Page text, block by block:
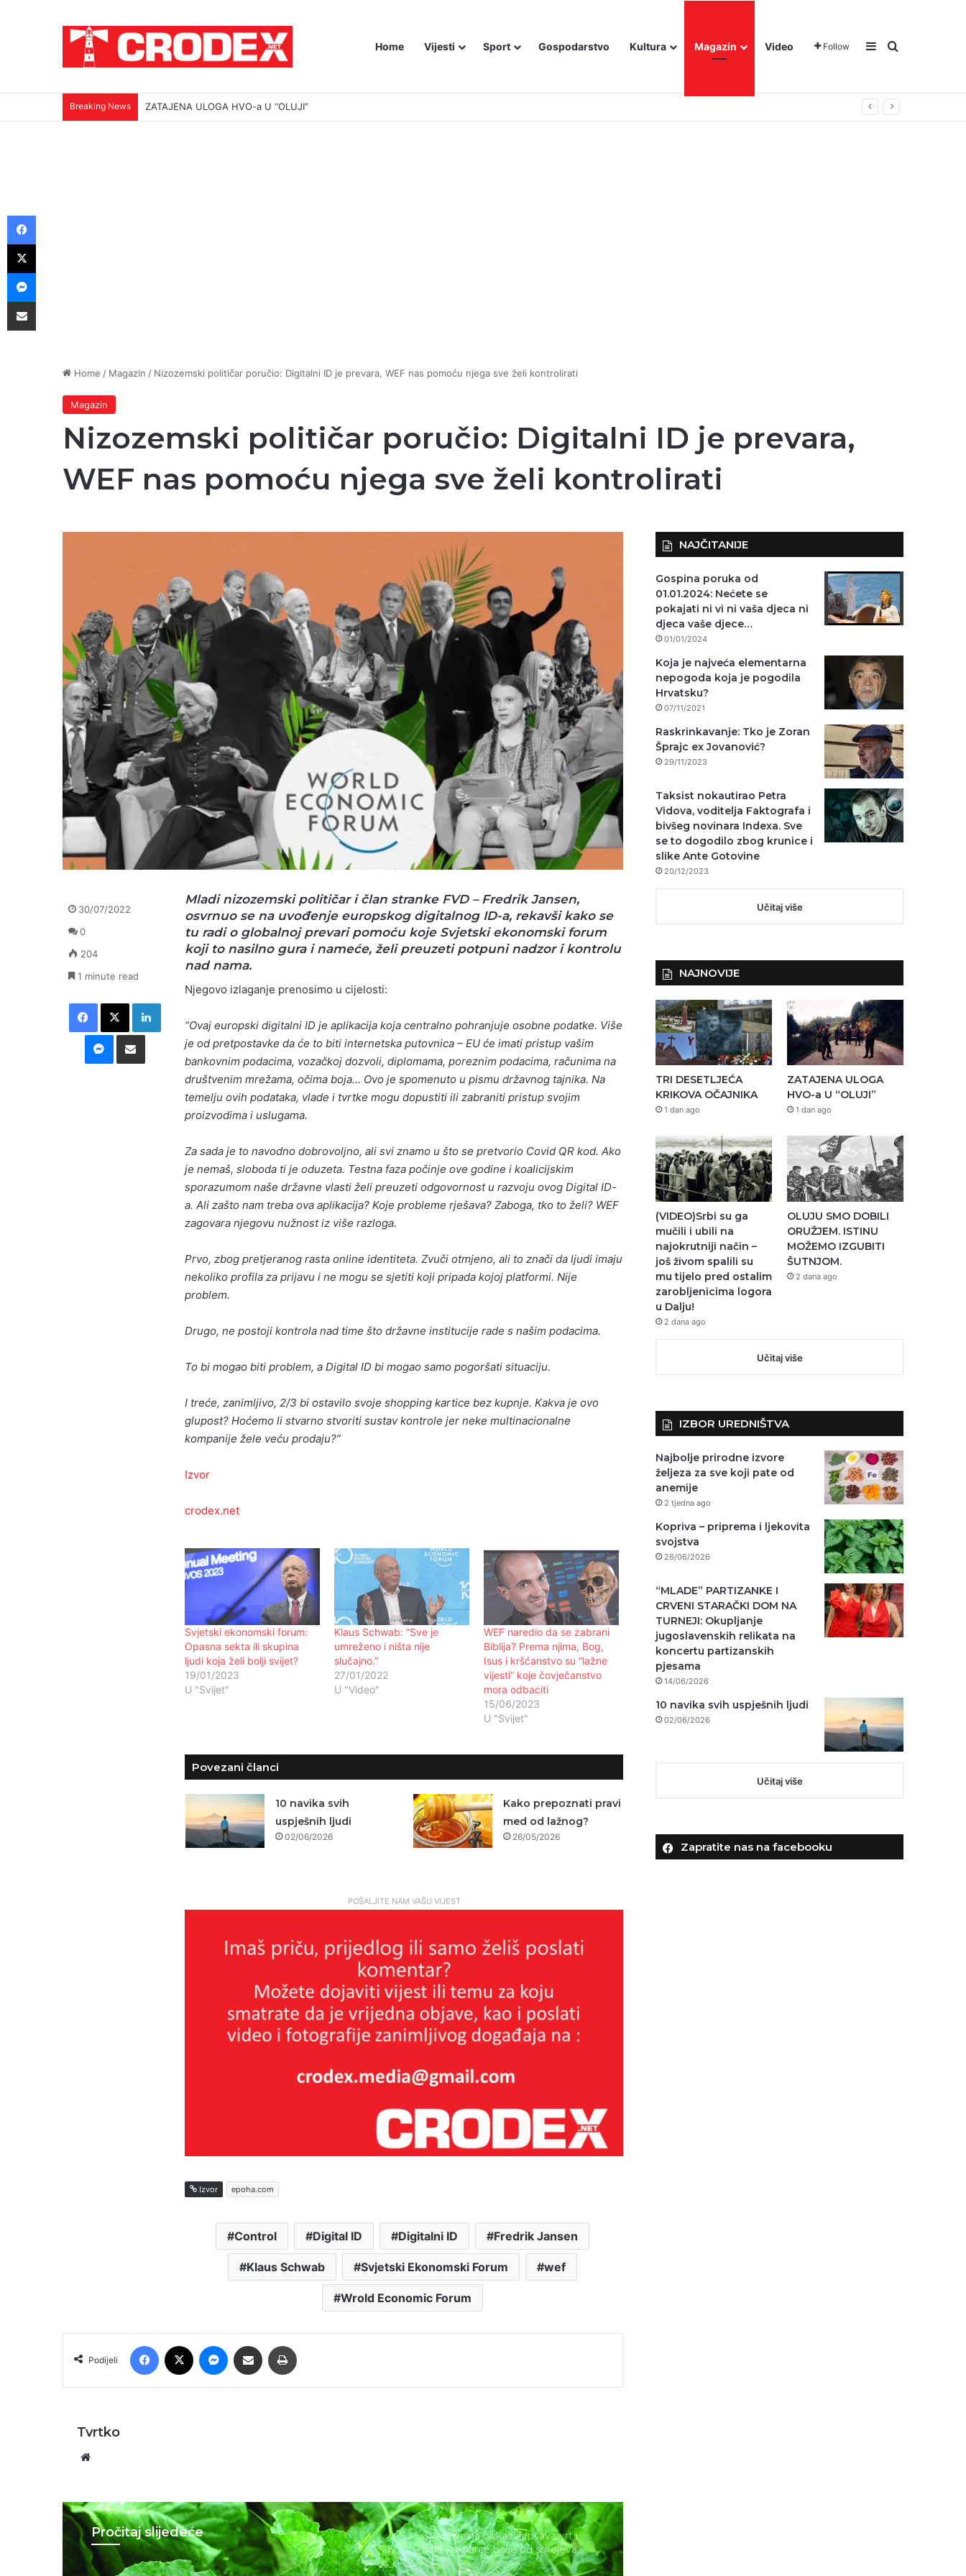
Home Vijesti Sport Gospodarstvo Kultura Magazin Video Follow Sidebar
Traži
Breaking News (VIDEO)Srbi su ga mučili i ubili na najokrutniji način – još živom spalili su mu tijelo pred ostalim zarobljenicima logora u Dalju!
Home / Magazin / Nizozemski političar poručio: Digitalni ID je prevara, WEF nas pomoću njega sve želi kontrolirati
Magazin
Nizozemski političar poručio: Digitalni ID je prevara,
WEF nas pomoću njega sve želi kontrolirati
Mladi nizozemski političar i član stranke FVD – Fredrik Jansen,
osvrnuo se na uvođenje europskog digitalnog ID-a, rekavši kako se
tu radi o globalnoj prevari pomoću koje Svjetski ekonomski forum
koji to nasilno gura i nameće, želi preuzeti potpuni nadzor i kontrolu
nad nama.
Njegovo izlaganje prenosimo u cijelosti:
“Ovaj europski digitalni ID je aplikacija koja centralno pohranjuje osobne podatke. Više
je od pretpostavke da će to biti internetska putovnica – EU će imati pristup vašim
bankovnim podacima, vozačkoj dozvoli, diplomama, poreznim podacima, računima na
društvenim mrežama, očima boja… Ovo je spomenuto u pismu državnog tajnika. Na
temelju ovih podataka, vlade i tvrtke mogu dopustiti ili zabraniti pristup svojim
proizvodima i uslugama.
Za sada je to navodno dobrovoljno, ali svi znamo u što se pretvorio Covid QR kod. Ako
je nemaš, sloboda ti je oduzeta. Testna faza počinje ove godine i koalicijskim
sporazumom naše državne vlasti želi preuzeti odgovornost u razvoju ovog Digital ID-
a. Ali zašto nam treba ova aplikacija? Koje probleme rješava? Zaboga, tko to želi? WEF
zagovara njegovu nužnost iz više razloga.
Prvo, zbog pretjeranog rasta online identiteta. Zvuči otmjeno, ali to znači da ljudi imaju
nekoliko profila za prijavu i ne mogu se sjetiti koji pripada kojoj platformi. Nije
problem.
Drugo, ne postoji kontrola nad time što državne institucije rade s našim podacima.
To bi mogao biti problem, a Digital ID bi mogao samo pogoršati situaciju.
I treće, zanimljivo, 2/3 bi ostavilo svoje shopping kartice bez kupnje. Kakva je ovo
glupost? Hoćemo li stvarno stvoriti sustav kontrole jer neke multinacionalne
kompanije žele veću prodaju?”
Izvor
crodex.net
Svjetski ekonomski forum:
Opasna sekta ili skupina
ljudi koja želi bolji svijet?
19/01/2023
U "Svijet"
Klaus Schwab: “Sve je
umreženo i ništa nije
slučajno.”
27/01/2022
U "Video"
WEF naredio da se zabrani
Biblija? Prema njima, Bog,
Isus i kršćanstvo su “lažne
vijesti” koje čovječanstvo
mora odbaciti
15/06/2023
U "Svijet"
Povezani članci
10 navika svih
uspješnih ljudi
02/06/2026
Kako prepoznati pravi
med od lažnog?
26/05/2026
POŠALJITE NAM VAŠU VIJEST
Izvor epoha.com
Control Digital ID Digitalni ID Fredrik Jansen
Klaus Schwab Svjetski Ekonomski Forum wef
Wrold Economic Forum
30/07/2022
0
204
1 minute read
Facebook
X LinkedIn
Messenger
Podijeli putem E-maila
Podijeli
Facebook Messenger
Podijeli putem E-maila
Tvrtko
Pročitaj slijedeće
VAŠA DJECA VOLJELA BI OVO DA
ZNATE…
RODITELJIMA …
Do kada traje božićno vrijeme- kada
je vrijeme za raskititi bor?
Raštika: Zbog ove namirnice
Dalmatinci i Hercegovci pucaju od
zdravlja, a priprema je jednostavna
NAJČITANIJE
Gospina poruka od
01.01.2024: Nećete se
pokajati ni vi ni vaša djeca ni
djeca vaše djece…
01/01/2024
Koja je najveća elementarna
nepogoda koja je pogodila
Hrvatsku?
07/11/2021
Raskrinkavanje: Tko je Zoran
Šprajc ex Jovanović?
29/11/2023
Taksist nokautirao Petra
Vidova, voditelja Faktografa i
bivšeg novinara Indexa. Sve
se to dogodilo zbog krunice i
slike Ante Gotovine
20/12/2023
Učitaj više
NAJNOVIJE
TRI DESETLJEĆA
KRIKOVA OČAJNIKA
1 dan ago
ZATAJENA ULOGA
HVO-a U “OLUJI”
1 dan ago
(VIDEO)Srbi su ga
mučili i ubili na
najokrutniji način –
još živom spalili su
mu tijelo pred ostalim
zarobljenicima logora
u Dalju!
2 dana ago
OLUJU SMO DOBILI
ORUŽJEM. ISTINU
MOŽEMO IZGUBITI
ŠUTNJOM.
2 dana ago
Učitaj više
IZBOR UREDNIŠTVA
Najbolje prirodne izvore
željeza za sve koji pate od
anemije
2 tjedna ago
Kopriva – priprema i ljekovita
svojstva
26/06/2026
“MLADE” PARTIZANKE I
CRVENI STARAČKI DOM NA
TURNEJI: Okupljanje
jugoslavenskih relikata na
koncertu partizanskih
pjesama
14/06/2026
10 navika svih uspješnih ljudi
02/06/2026
Učitaj više
Zapratite nas na facebooku
Facebook
X
Messenger
Podijeli putem E-maila